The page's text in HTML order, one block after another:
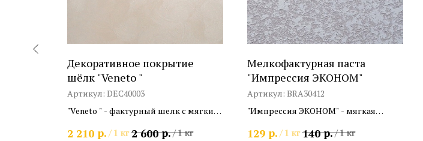
Декоративное покрытие
шёлк "Veneto "
Артикул: DEC40003
"Veneto " - фактурный шелк с мягким
2 210 р. / 1 кг2 600 р./1 кг
Мелкофактурная паста
"Импрессия ЭКОНОМ"
Артикул: BRA30412
"Импрессия ЭКОНОМ" - мягкая
предназначеная для нанесения
129 р. / 1 кг140 р./1 кг